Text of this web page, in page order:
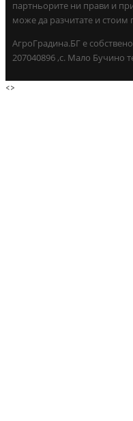
партньорите ни прави и
може да разчитате и стоим
АгроГрадина.БГ е
207040896 ,с. Мало Бучино
<>